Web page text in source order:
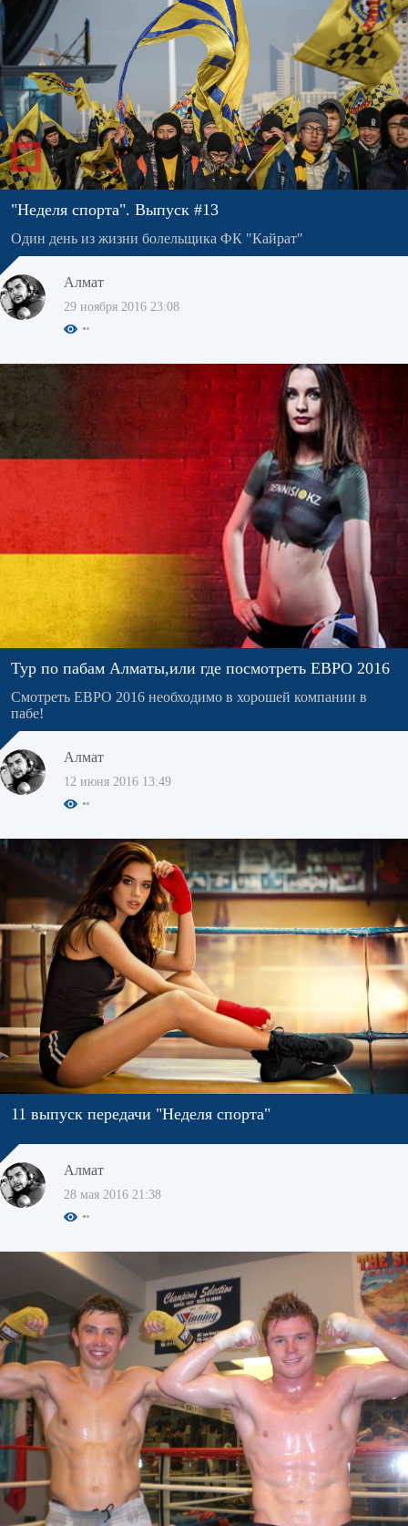
"Неделя спорта". Выпуск #13
Один день из жизни болельщика ФК "Кайрат"
Алмат
29 ноября 2016 23:08
Тур по пабам Алматы,или где посмотреть ЕВРО 2016
Смотреть ЕВРО 2016 необходимо в хорошей компании в
пабе!
Алмат
12 июня 2016 13:49
11 выпуск передачи "Неделя спорта"
Алмат
28 мая 2016 21:38